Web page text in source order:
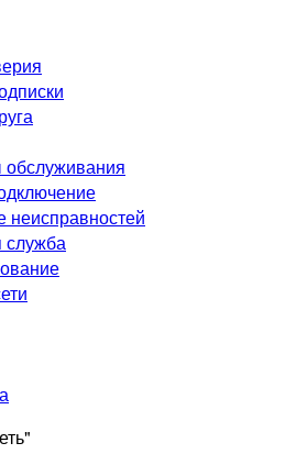
неисправностей
служба